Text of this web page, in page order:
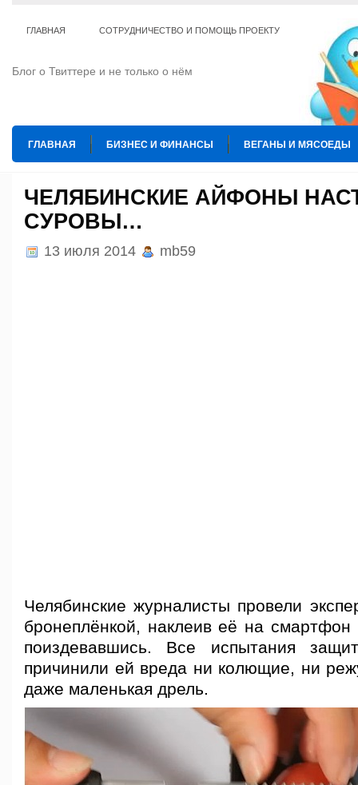
ГЛАВНАЯ СОТРУДНИЧЕСТВО И ПОМОЩЬ ПРОЕКТУ
Блог о Твиттере и не только о нём
ГЛАВНАЯ БИЗНЕС И ФИНАНСЫ ВЕГАНЫ И МЯСОЕДЫ
ТЕ КОГО ПРИРУЧИЛИ
ЧЕЛЯБИНСКИЕ АЙФОНЫ
СУРОВЫ…
13 июля 2014 mb59
Челябинские журналисты провели
бронеплёнкой, наклеив её на
поиздевавшись. Все испытания
причинили ей вреда ни колющие, ни
даже маленькая дрель.